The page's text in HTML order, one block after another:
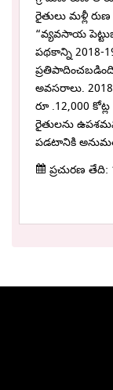
రైతులు మళ్లీ
“వ్యవసాయ
పథకాన్ని
అవసరాలు.
రూ .12,000
రైతులను
పడటానికి
ప్రచురణ తేది: